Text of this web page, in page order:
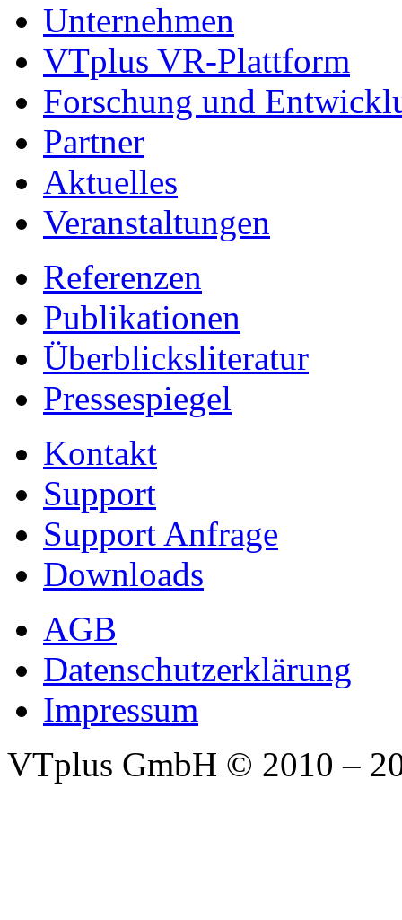
Unternehmen
VTplus VR-Plattform
Forschung und
Partner
Aktuelles
Veranstaltungen
Referenzen
Publikationen
Überblicksliteratur
Pressespiegel
Kontakt
Support
Support Anfrage
Downloads
AGB
Datenschutzerklärung
Impressum
VTplus GmbH © 2010 –